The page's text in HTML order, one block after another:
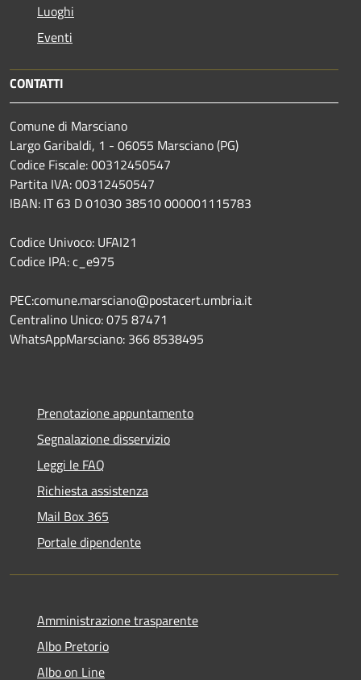
Luoghi
Eventi
CONTATTI
Comune di Marsciano
Largo Garibaldi, 1 - 06055 Marsciano (PG)
Codice Fiscale: 00312450547
Partita IVA: 00312450547
IBAN: IT 63 D 01030 38510 000001115783
Codice Univoco: UFAI21
Codice IPA: c_e975
PEC:comune.marsciano@postacert.umbria.it
Centralino Unico: 075 87471
WhatsAppMarsciano: 366 8538495
Prenotazione appuntamento
Segnalazione disservizio
Leggi le FAQ
Richiesta assistenza
Mail Box 365
Portale dipendente
Amministrazione trasparente
Albo Pretorio
Albo on Line